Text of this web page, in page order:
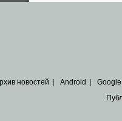
новостей | Android | Google